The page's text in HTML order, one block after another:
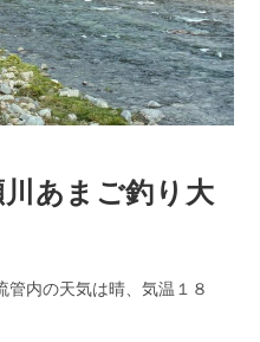
あまご釣り大
内の天気は晴、気温１８